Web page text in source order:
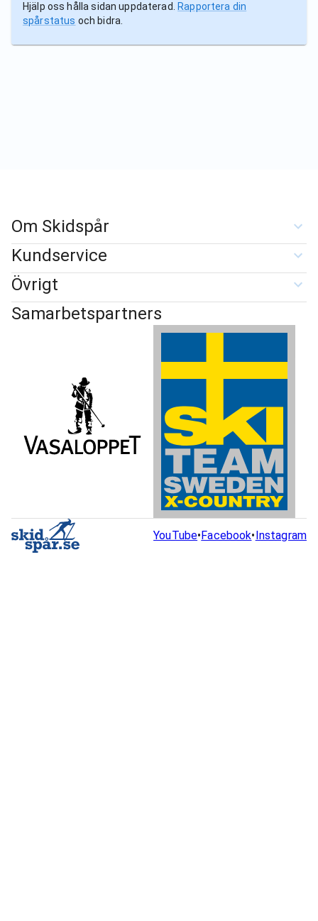
Hjälp oss hålla sidan uppdaterad.
Rapportera din
spårstatus och bidra.
Om Skidspår
Kundservice
Övrigt
Samarbetspartners
YouTube•Facebook•Instagram